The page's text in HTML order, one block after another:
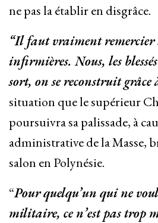
ne pas la établir en disgrâce.
“Il faut vraiment remercier
infirmières. Nous, les
sort, on se reconstruit grâce
situation que le supérieur
poursuivra sa palissade, à
administrative de la Masse,
salon en Polynésie.
“Pour quelqu’un qui ne
militaire, ce n’est pas trop